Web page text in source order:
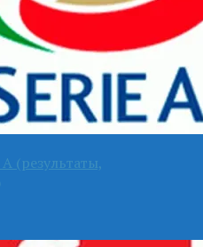
(результаты,